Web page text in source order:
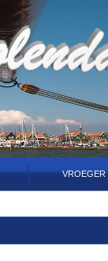
VROEGER